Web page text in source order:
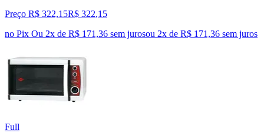
Preço R$ 322,15R$ 322,15
no Pix Ou 2x de R$ 171,36 sem jurosou 2x de R$ 171,36 sem juros
Full